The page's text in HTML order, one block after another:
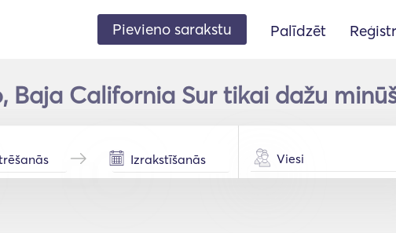
Pievieno sarakstu Palīdzēt
Baja California Sur tikai dažu
Viesi